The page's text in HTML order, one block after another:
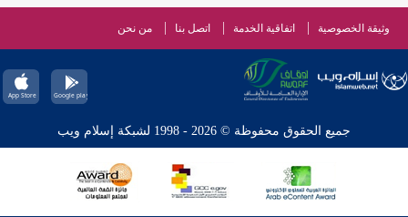
وثيقة الخصوصية اتفاقية الخدمة اتصل بنا من نحن
جميع الحقوق محفوظة © 2026 - 1998 لشبكة إسلام ويب